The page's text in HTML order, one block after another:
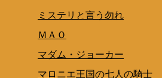
ミステリと言う勿れ
ＭＡＯ
マダム・ジョーカー
マロニエ王国の七人の騎士